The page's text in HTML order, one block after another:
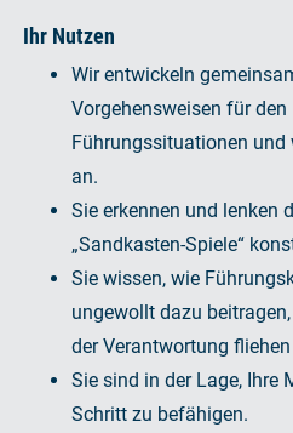
Ihr Nutzen
Wir entwickeln
Vorgehensweisen für
Führungssituationen und
an.
Sie erkennen und lenken
„Sandkasten-Spiele“
Sie wissen, wie
ungewollt dazu
der Verantwortung fliehen
Sie sind in der Lage, Ihre
Schritt zu befähigen.